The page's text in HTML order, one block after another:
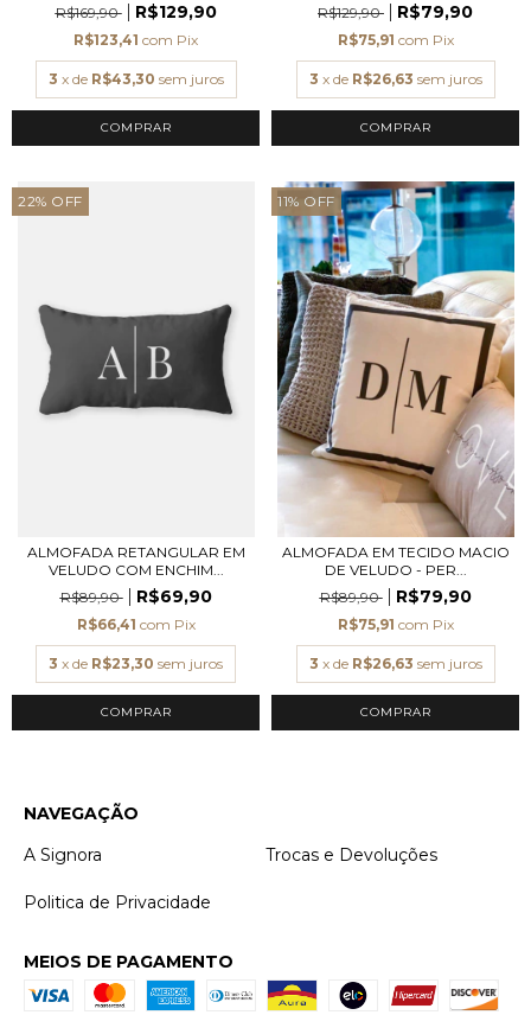
R$169,90
R$129,90
R$123,41 com Pix
3 x de R$43,30 sem juros
R$129,90
R$79,90
R$75,91 com Pix
3 x de R$26,63 sem juros
22% OFF
ALMOFADA RETANGULAR EM
VELUDO COM ENCHIM...
R$89,90
R$69,90
R$66,41 com Pix
3 x de R$23,30 sem juros
COMPRAR
11% OFF
ALMOFADA EM TECIDO MACIO
DE VELUDO - PER...
R$89,90
R$79,90
R$75,91 com Pix
3 x de R$26,63 sem juros
COMPRAR
NAVEGAÇÃO
A Signora
Trocas e Devoluções
Politica de Privacidade
MEIOS DE PAGAMENTO